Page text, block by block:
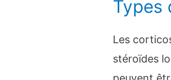
Types
Les
stéroïdes